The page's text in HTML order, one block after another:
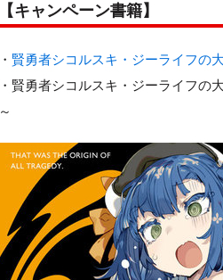
【キャンペーン書籍】
・ 賢勇者シコルスキ・ジーライフの
・ 賢勇者シコルスキ・ジーライフの
～